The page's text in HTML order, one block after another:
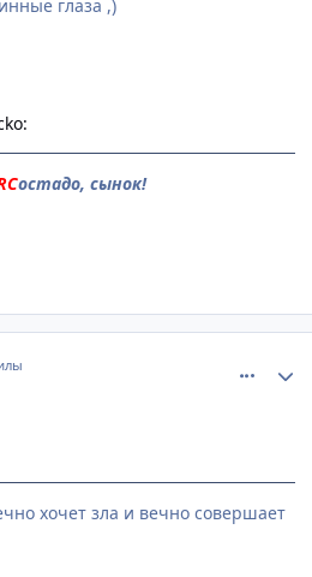
глаза ,)
остадо, сынок!
хочет зла и вечно совершает